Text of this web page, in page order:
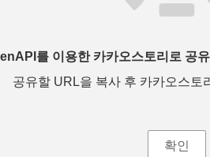
를 이용한 카카오스토리로 공
공유할 URL을 복사 후 카카오스토
확인